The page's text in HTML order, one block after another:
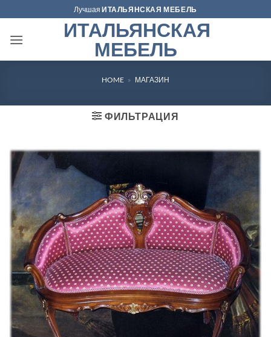
to
content
ЛучшаяИТАЛЬЯНСКАЯ МЕБЕЛЬ
ИТАЛЬЯНСКАЯ
МЕБЕЛЬ
HOME » МАГАЗИН
ФИЛЬТРАЦИЯ